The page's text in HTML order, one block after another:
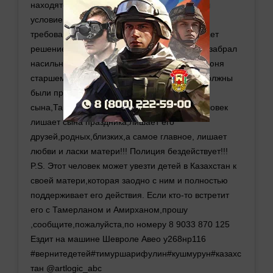
находятся,бывший муж позвонил и поставил
условие,если я не соглашусь на его
требования,детей он не отдаст!!! Он нарушает
решение суда, без договоренности со мной,забрал
насильно детей и скрывает их от меня. 12 июня
старшему сыну исполняется 10 лет, к нам должны
были прийти гости,друзья,одноклассники
сына,Тамерлан так ждал этого дня. Этот человек
лишает сына праздника,лишает его
друзей,родных,близких,а самое главное, лишает
любви и ласки матери!!! Полиция бездействует!!!
P.S. Этот человек может увезти детей в Казахстан к
своей матери,которая заодно с ним и полностью
поддерживает его действия. Если кто-то встретит
его с Тамерланом и Амирханом,прошу
,сообщите,пожалуйста,по номеру 8 9033 870 125
Ездит на машине Шевроле Авео у268нр116
#вернитедетей#тимуршарифулин#кушмурун#казахс
тан @artlogic_abc